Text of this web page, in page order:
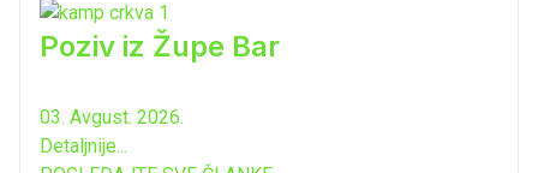
Poziv iz Župe Bar
03. Avgust. 2026.
Detaljnije...